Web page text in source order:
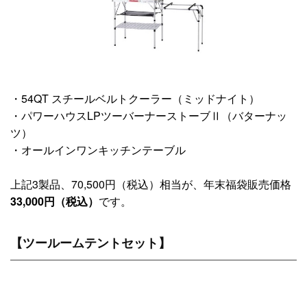
・54QT スチールベルトクーラー（ミッドナイト）
・パワーハウスLPツーバーナーストーブⅡ（バターナッ
ツ）
・オールインワンキッチンテーブル
上記3製品、70,500円（税込）相当が、年末福袋販売価格
33,000円（税込） です。
【ツールームテントセット】